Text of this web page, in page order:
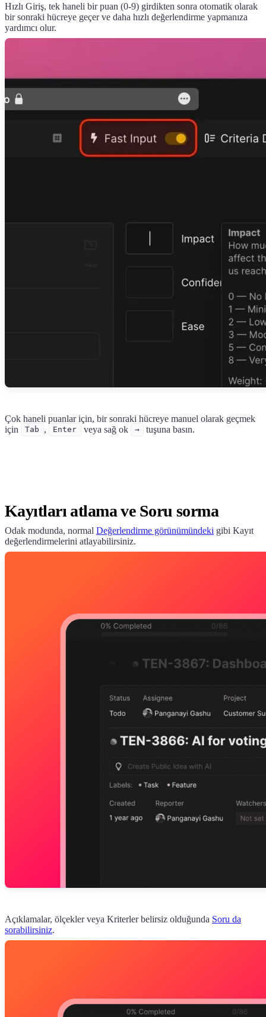
Hızlı Giriş, tek haneli bir puan (0-9) girdikten sonra otomatik olarak
bir sonraki hücreye geçer ve daha hızlı değerlendirme yapmanıza
yardımcı olur.
Çok haneli puanlar için, bir sonraki hücreye manuel olarak geçmek
için
Tab , Enter veya sağ ok → tuşuna basın.
Kayıtları atlama ve Soru sorma
Odak modunda, normal Değerlendirme görünümündeki gibi Kayıt
değerlendirmelerini atlayabilirsiniz.
Açıklamalar, ölçekler veya Kriterler belirsiz olduğunda Soru da
sorabilirsiniz.